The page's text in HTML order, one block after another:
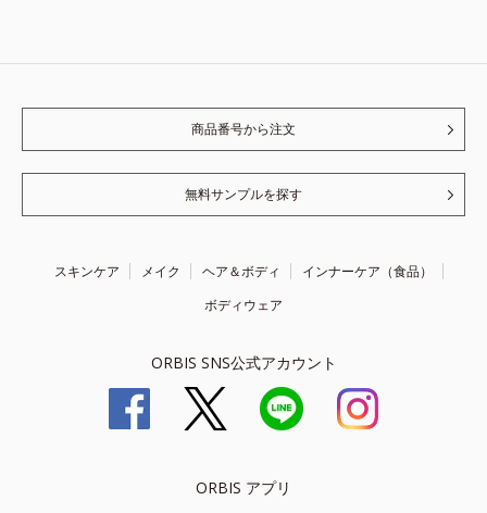
商品番号から注文
無料サンプルを探す
スキンケア メイク ヘア＆ボディ
インナーケア（食品）
ボディウェア
ORBIS SNS公式アカウント
ORBIS アプリ